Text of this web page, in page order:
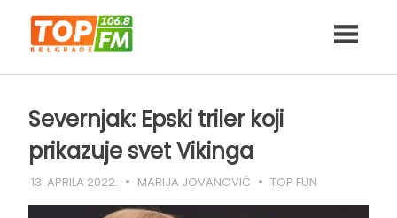
content
Severnjak: Epski triler koji
prikazuje svet Vikinga
13. APRILA 2022. MARIJA JOVANOVIĆ TOP FUN